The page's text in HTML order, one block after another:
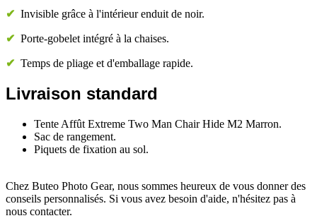
✔ Invisible grâce à l'intérieur enduit de noir.
✔ Porte-gobelet intégré à la chaises.
✔ Temps de pliage et d'emballage rapide.
Livraison standard
Tente Affût Extreme Two Man Chair Hide M2 Marron.
Sac de rangement.
Piquets de fixation au sol.
Chez Buteo Photo Gear, nous sommes heureux de vous donner des
conseils personnalisés. Si vous avez besoin d'aide, n'hésitez pas à
nous contacter.